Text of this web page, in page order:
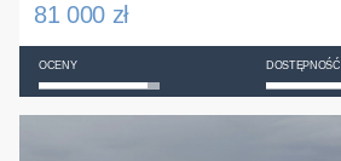
81 000 zł
OCENY DOSTĘPNOŚĆ